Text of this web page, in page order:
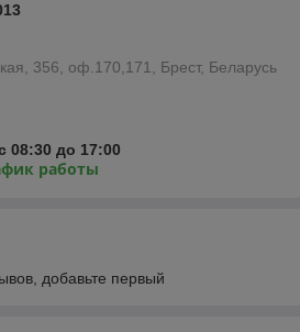
356, оф.170,171, Брест, Беларусь
08:30 до 17:00
работы
добавьте первый